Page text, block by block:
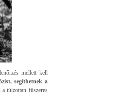
mellett kell
segíthetnek a
túlzottan fűszeres